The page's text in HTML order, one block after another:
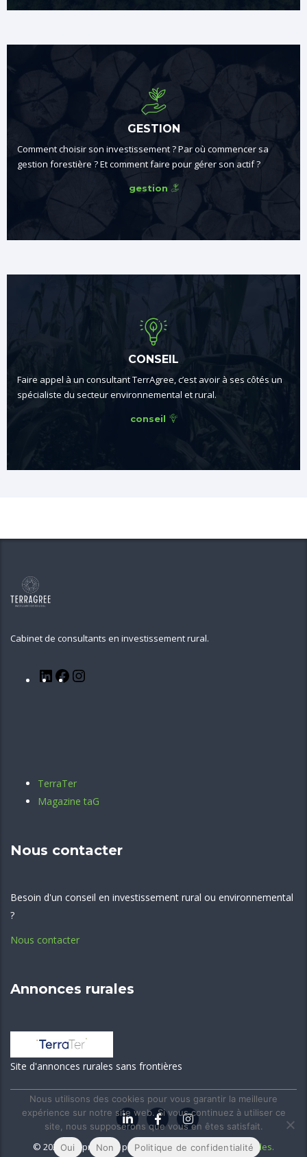
GESTION
Comment choisir son investissement ? Par où commencer sa
gestion forestière ? Et comment faire pour gérer son actif ?
gestion
CONSEIL
Faire appel à un consultant TerrAgree, c’est avoir à ses côtés un
spécialiste du secteur environnemental et rural.
conseil
Cabinet de consultants en investissement rural.
TerraTer
Magazine taG
Nous contacter
Besoin d'un conseil en investissement rural ou environnemental
?
Nous contacter
Annonces rurales
Site d'annonces rurales sans frontières
© 2026Site propulsé par Dig'IT Partner-Mentions légales.
Nous utilisons des cookies pour vous garantir la meilleure
expérience sur notre site web. Si vous continuez à utiliser ce
site, nous supposerons que vous en êtes satisfait.
Oui
Non Politique de confidentialité